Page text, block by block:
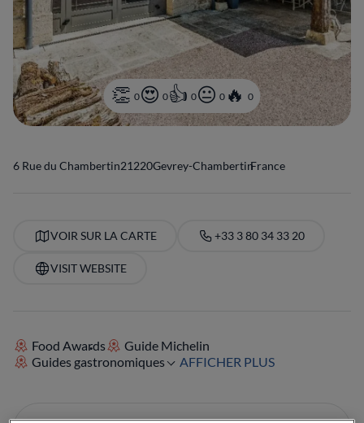
0 0 0 0 0
6 Rue du Chambertin21220Gevrey-ChambertinFrance
VOIR SUR LA CARTE +33 3 80 34 33 20
VISIT WEBSITE
Food Awards
Guide Michelin
Guides gastronomiques
AFFICHER PLUS